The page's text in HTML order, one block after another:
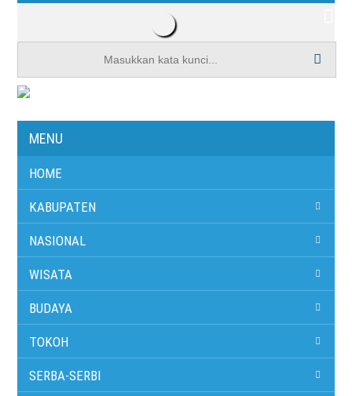
MENU
HOME
KABUPATEN
NASIONAL
WISATA
BUDAYA
TOKOH
SERBA-SERBI
Masa Depan Media: Wartawan Dituntut
Jadi Jurnalis Konten Kreator
Rabu, 29 Juli 2026 | 09:27
MAMUJU — Lanskap media massa tengah mengalami
disrupsi radikal. Penurunan drastis trafik pencarian